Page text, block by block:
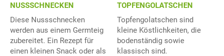
NUSSSCHNECKEN
Diese Nussschnecken
werden aus einem Germteig
zubereitet. Ein Rezept für
einen kleinen Snack oder als
TOPFENGOLATSCHEN
Topfengolatschen sind
kleine Köstlichkeiten, die
bodenständig sowie
klassisch sind.